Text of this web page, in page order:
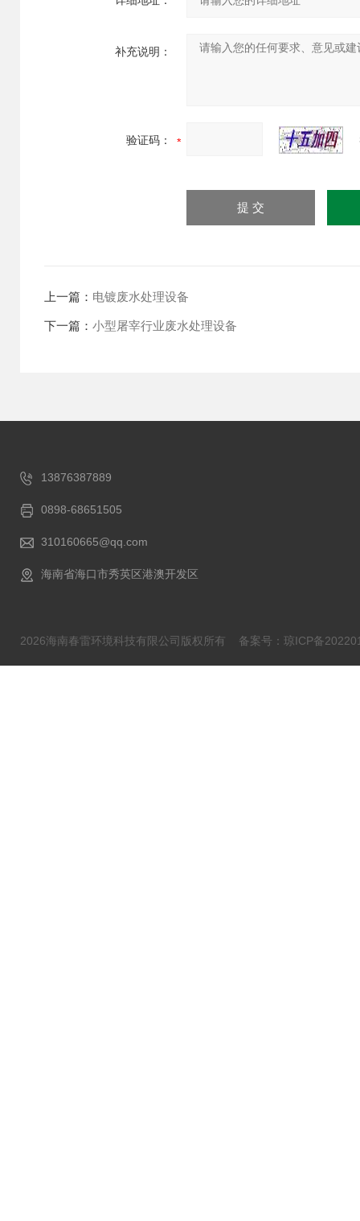
补充说明：
验证码：
上一篇： 电镀废水处理设备
下一篇： 小型屠宰行业废水处理设备
13876387889
0898-68651505
310160665@qq.com
海南省海口市秀英区港澳开发区
2026海南春雷环境科技有限公司版权所有 备案号：琼ICP备